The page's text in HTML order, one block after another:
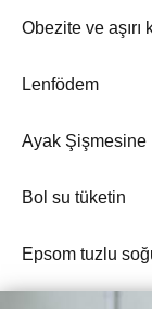
Obezite ve aşırı
Lenfödem
Ayak Şişmesine
Bol su tüketin
Epsom tuzlu